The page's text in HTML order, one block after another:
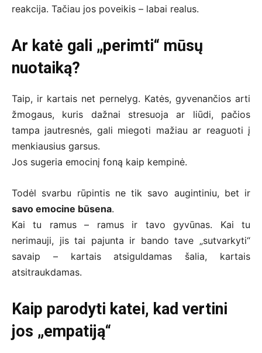
reakcija. Tačiau jos poveikis – labai realus.
Ar katė gali „perimti“ mūsų
nuotaiką?
Taip, ir kartais net pernelyg. Katės, gyvenančios arti
žmogaus, kuris dažnai stresuoja ar liūdi, pačios
tampa jautresnės, gali miegoti mažiau ar reaguoti į
menkiausius garsus.
Jos sugeria emocinį foną kaip kempinė.
Todėl svarbu rūpintis ne tik savo augintiniu, bet ir
savo emocine būsena.
Kai tu ramus – ramus ir tavo gyvūnas. Kai tu
nerimauji, jis tai pajunta ir bando tave „sutvarkyti“
savaip – kartais atsiguldamas šalia, kartais
atsitraukdamas.
Kaip parodyti katei, kad vertini
jos „empatiją“